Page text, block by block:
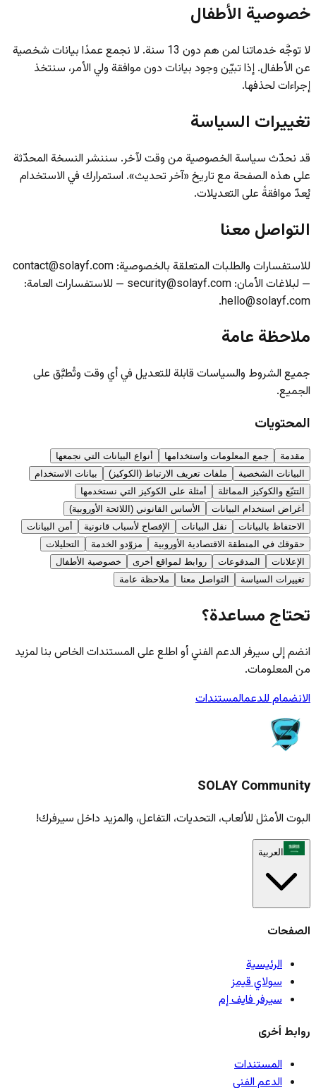
خصوصية الأطفال
لا توجَّه خدماتنا لمن هم دون 13 سنة. لا نجمع عمدًا بيانات شخصية
عن الأطفال. إذا تبيّن وجود بيانات دون موافقة ولي الأمر، سنتخذ
إجراءات لحذفها.
تغييرات السياسة
قد نحدّث سياسة الخصوصية من وقت لآخر. سننشر النسخة المحدّثة
على هذه الصفحة مع تاريخ «آخر تحديث». استمرارك في الاستخدام
يُعدّ موافقةً على التعديلات.
التواصل معنا
للاستفسارات والطلبات المتعلقة بالخصوصية: contact@solayf.com
— لبلاغات الأمان: security@solayf.com — للاستفسارات العامة:
hello@solayf.com.
ملاحظة عامة
جميع الشروط والسياسات قابلة للتعديل في أي وقت وتُطبَّق على
الجميع.
المحتويات
مقدمة جمع المعلومات واستخدامها
أنواع البيانات التي نجمعها
البيانات الشخصية
ملفات تعريف الارتباط (الكوكيز)
بيانات الاستخدام
التتبّع والكوكيز المماثلة
أمثلة على الكوكيز التي نستخدمها
أغراض استخدام البيانات
الأساس القانوني (اللائحة الأوروبية)
الاحتفاظ بالبيانات
نقل البيانات الإفصاح لأسباب قانونية
أمن البيانات
حقوقك في المنطقة الاقتصادية الأوروبية
مزوّدو الخدمة
التحليلات
الإعلانات
المدفوعات روابط لمواقع أخرى
خصوصية الأطفال
تغييرات السياسة
التواصل معنا ملاحظة عامة
تحتاج مساعدة؟
انضم إلى سيرفر الدعم الفني أو اطلع على المستندات الخاص بنا لمزيد
من المعلومات.
الانضمام للدعمالمستندات
SOLAY Community
البوت الأمثل للألعاب، التحديات، التفاعل، والمزيد داخل سيرفرك!
العربية
الصفحات
الرئيسية
سولاي قيمز
سيرفر فايف إم
روابط أخرى
المستندات
الدعم الفني